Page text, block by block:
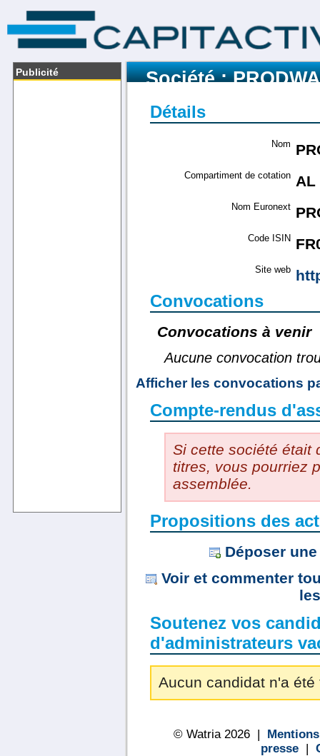
Publicité Société :
Détails
Nom
Compartiment de cotation AL
Nom Euronext
Code ISIN
Site web
Convocations
Convocations à venir
Aucune convocation
Afficher les convocations
Compte-rendus
Si cette société était
titres, vous pourriez
assemblée.
Propositions des
Déposer
Voir et commenter
Soutenez vos
d'administrateurs
Aucun candidat n'a été
© Watria 2026 |
presse |